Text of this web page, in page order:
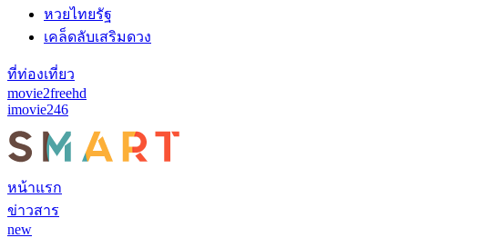
หวยไทยรัฐ
เคล็ดลับเสริมดวง
ที่ท่องเที่ยว
movie2freehd
imovie246
หน้าแรก
ข่าวสาร
new